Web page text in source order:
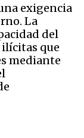
exigencia
La
del
que
mediante